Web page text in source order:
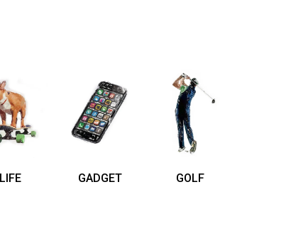
LIFE GADGET GOLF